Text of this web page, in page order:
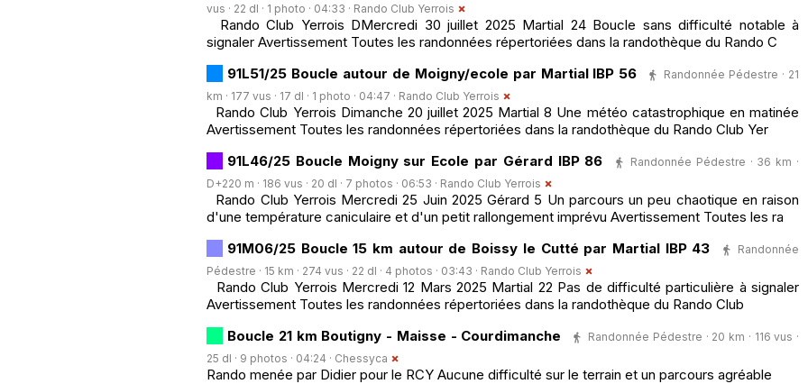
vus · 22 dl · 1 photo · 04:33 · Rando Club Yerrois
Rando Club Yerrois DMercredi 30 juillet 2025 Martial 24 Boucle sans difficulté notable à
signaler Avertissement Toutes les randonnées répertoriées dans la randothèque du Rando C
91L51/25 Boucle autour de Moigny/ecole par Martial IBP 56
Randonnée Pédestre · 21
km · 177 vus · 17 dl · 1 photo · 04:47 · Rando Club Yerrois
Rando Club Yerrois Dimanche 20 juillet 2025 Martial 8 Une météo catastrophique en matinée
Avertissement Toutes les randonnées répertoriées dans la randothèque du Rando Club Yer
91L46/25 Boucle Moigny sur Ecole par Gérard IBP 86
Randonnée Pédestre · 36 km ·
D+220 m · 186 vus · 20 dl · 7 photos · 06:53 · Rando Club Yerrois
Rando Club Yerrois Mercredi 25 Juin 2025 Gérard 5 Un parcours un peu chaotique en raison
d'une température caniculaire et d'un petit rallongement imprévu Avertissement Toutes les ra
91M06/25 Boucle 15 km autour de Boissy le Cutté par Martial IBP 43
Randonnée
Pédestre · 15 km · 274 vus · 22 dl · 4 photos · 03:43 · Rando Club Yerrois
Rando Club Yerrois Mercredi 12 Mars 2025 Martial 22 Pas de difficulté particulière à signaler
Avertissement Toutes les randonnées répertoriées dans la randothèque du Rando Club
Boucle 21 km Boutigny - Maisse - Courdimanche
Randonnée Pédestre · 20 km · 116 vus ·
25 dl · 9 photos · 04:24 · Chessyca
Rando menée par Didier pour le RCY Aucune difficulté sur le terrain et un parcours agréable